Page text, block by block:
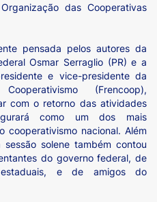
das Cooperativas
pensada pelos autores da
Osmar Serraglio (PR) e a
e vice-presidente da
(Frencoop),
com o retorno das atividades
como um dos mais
cooperativismo nacional. Além
solene também contou
do governo federal, de
e de amigos do